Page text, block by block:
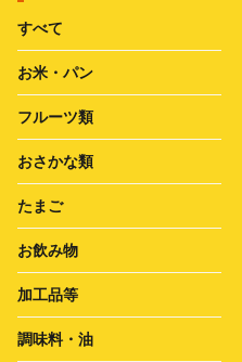
すべて
お米・パン
フルーツ類
おさかな類
たまご
お飲み物
加工品等
調味料・油